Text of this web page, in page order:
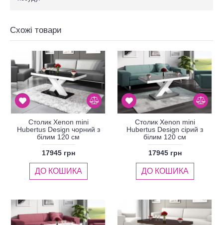
Схожі товари
Столик Xenon mini
Hubertus Design чорний з
білим 120 см
17945 грн
ДО КОШИКА
Столик Xenon mini
Hubertus Design сірий з
білим 120 см
17945 грн
ДО КОШИКА